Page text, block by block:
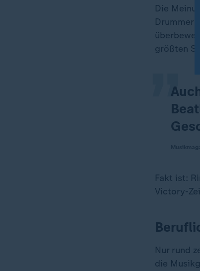
Die
Drummer
größten
„
Fakt ist:
Victory-
Nur rund
die